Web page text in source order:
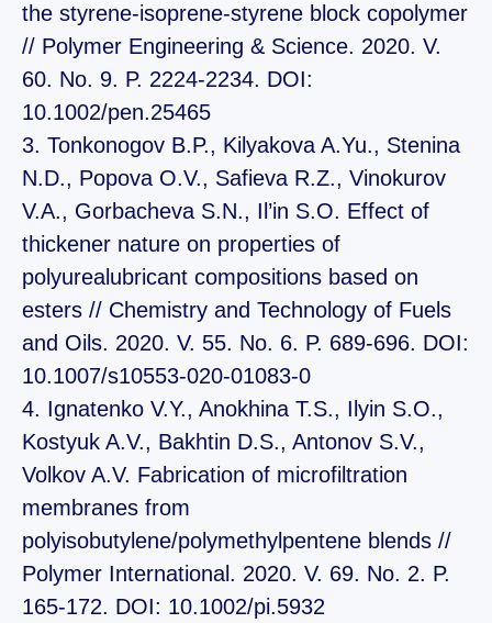
the styrene‐isoprene‐styrene block copolymer
// Polymer Engineering & Science. 2020. V.
60. No. 9. P. 2224-2234. DOI:
10.1002/pen.25465
3. Tonkonogov B.P., Kilyakova A.Yu., Stenina
N.D., Popova O.V., Safieva R.Z., Vinokurov
V.A., Gorbacheva S.N., Il’in S.O. Effect of
thickener nature on properties of
polyurealubricant compositions based on
esters // Chemistry and Technology of Fuels
and Oils. 2020. V. 55. No. 6. P. 689-696. DOI:
10.1007/s10553-020-01083-0
4. Ignatenko V.Y., Anokhina T.S., Ilyin S.O.,
Kostyuk A.V., Bakhtin D.S., Antonov S.V.,
Volkov A.V. Fabrication of microfiltration
membranes from
polyisobutylene/polymethylpentene blends //
Polymer International. 2020. V. 69. No. 2. P.
165-172. DOI: 10.1002/pi.5932